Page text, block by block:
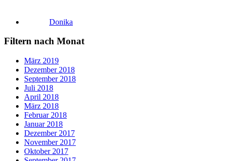
Donika
Filtern nach Monat
März 2019
Dezember 2018
September 2018
Juli 2018
April 2018
März 2018
Februar 2018
Januar 2018
Dezember 2017
November 2017
Oktober 2017